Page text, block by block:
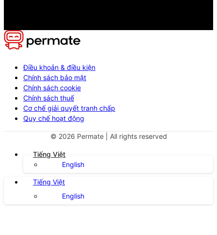
Điều khoản & điều kiện
Chính sách bảo mật
Chính sách cookie
Chính sách thuế
Cơ chế giải quyết tranh chấp
Quy chế hoạt động
© 2026 Permate | All rights reserved
Tiếng Việt
English
Tiếng Việt
English